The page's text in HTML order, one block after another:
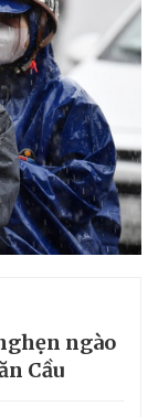
ngào
Cầu